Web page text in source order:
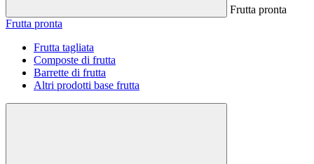
Frutta pronta
Frutta pronta
Frutta tagliata
Composte di frutta
Barrette di frutta
Altri prodotti base frutta